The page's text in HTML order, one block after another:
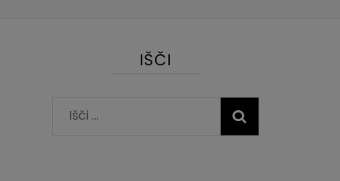
IŠČI
Išči: